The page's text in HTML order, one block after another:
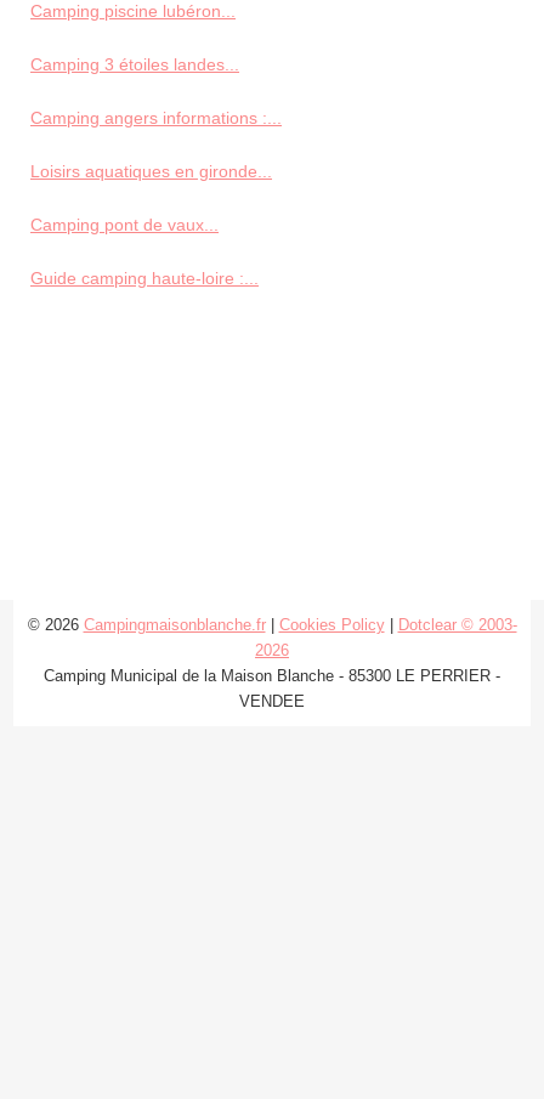
Camping piscine lubéron...
Camping 3 étoiles landes...
Camping angers informations :...
Loisirs aquatiques en gironde...
Camping pont de vaux...
Guide camping haute-loire :...
© 2026 Campingmaisonblanche.fr| Cookies Policy|
Dotclear © 2003-
2026
Camping Municipal de la Maison Blanche - 85300 LE PERRIER -
VENDEE